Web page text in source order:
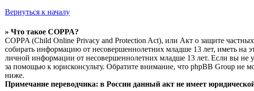
Вернуться к началу
» Что такое COPPA?
COPPA (Child Online Privacy and Protection Act), или Акт о защите
собирать информацию от несовершеннолетних младше 13 лет, иметь на
личной информации от несовершеннолетних младше 13 лет. Если вы не
за помощью к юрисконсульту. Обратите внимание, что phpBB Group не
ниже.
Примечание переводчика: в России данный акт не имеет